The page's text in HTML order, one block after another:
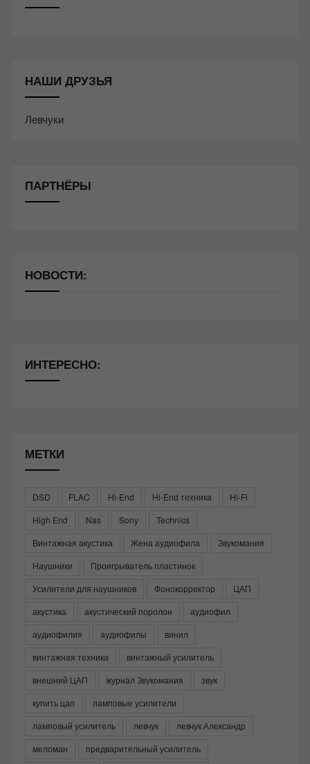
НАШИ ДРУЗЬЯ
Левчуки
ПАРТНЁРЫ
НОВОСТИ:
ИНТЕРЕСНО:
МЕТКИ
DSD FLAC Hi-End Hi-End техника
Hi-Fi
High End
Nas Sony
Technics
Винтажная акустика
Жена аудиофила
Звукомания
Наушники
Проигрыватель пластинок
Усилители для наушников
Фонокорректор
ЦАП
акустика
акустический поролон
аудиофил
аудиофилия
аудиофилы
винил
винтажная техника
винтажный усилитель
внешний ЦАП
журнал Звукомания
звук
купить цап
ламповые усилители
ламповый усилитель
левчук
левчук Александр
меломан
предварительный усилитель